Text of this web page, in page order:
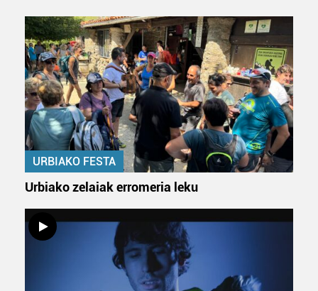
URBIAKO FESTA
Urbiako zelaiak erromeria leku